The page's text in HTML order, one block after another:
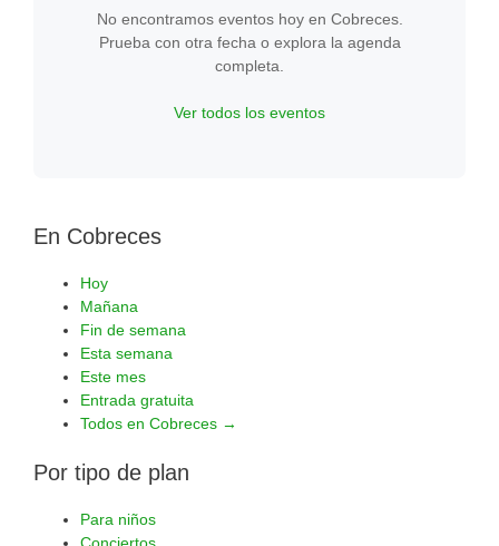
No encontramos eventos hoy en Cobreces.
Prueba con otra fecha o explora la agenda
completa.
Ver todos los eventos
En Cobreces
Hoy
Mañana
Fin de semana
Esta semana
Este mes
Entrada gratuita
Todos en Cobreces →
Por tipo de plan
Para niños